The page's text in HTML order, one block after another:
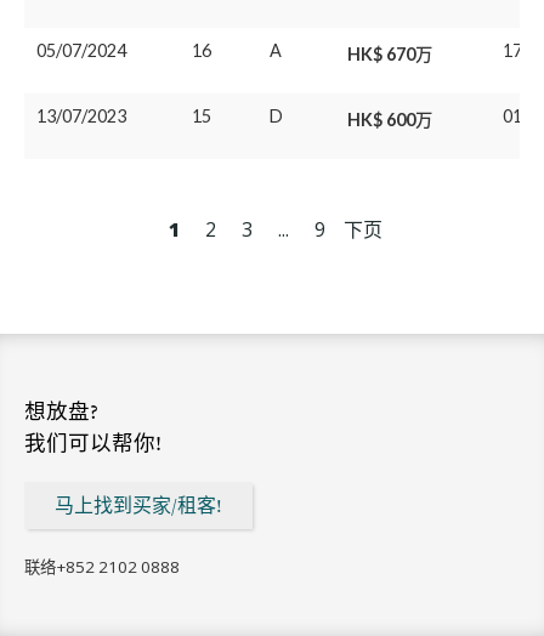
05/07/2024 16 A HK$ 670万 17/
13/07/2023 15 D HK$ 600万 01/
1 2 3 ... 9 下页
想放盘?
我们可以帮你!
马上找到买家/租客!
联络+852 2102 0888